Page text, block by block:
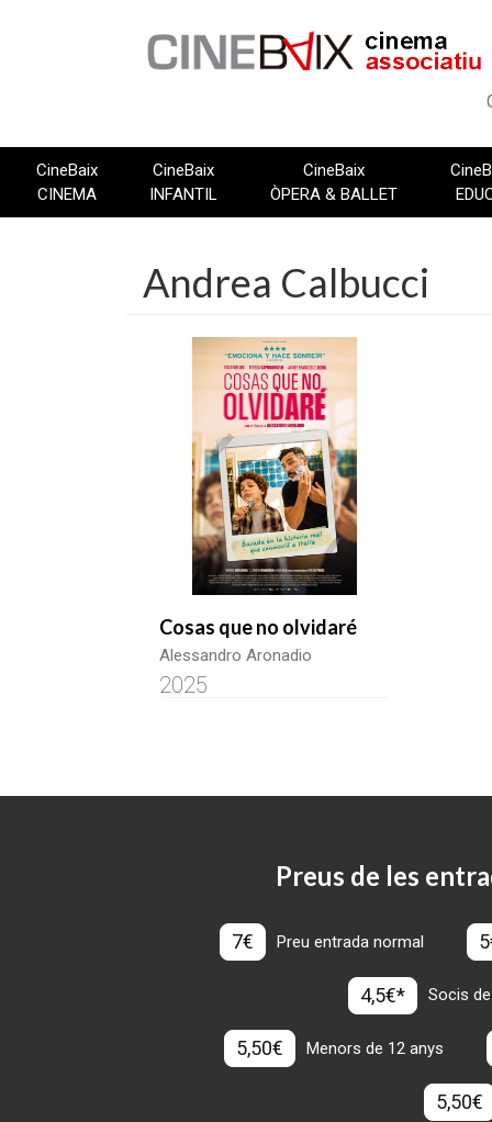
CineBaix
CINEMA
CineBaix
INFANTIL
CineBaix
ÒPERA & BALLET
Andrea Calbucci
Cosas que no olvidaré
Alessandro Aronadio
2025
Preus de les
7€ Preu entrada normal
4,5€* Socis
5,50€ Menors de 12 anys
5,50€